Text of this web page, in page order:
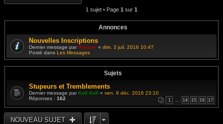
1 sujet • Page 1 sur 1
Annonces
Nouvelles Inscriptions
Dernier message parResane « dim. 3 juil. 2016 10:47
Posté dans Les Messages
Sujets
Stupeurs et Tremblements
Dernier message parKoll Koll « ven. 9 déc. 2016 23:10
Réponses : 162 1 … 14 15 16 17
NOUVEAU SUJET